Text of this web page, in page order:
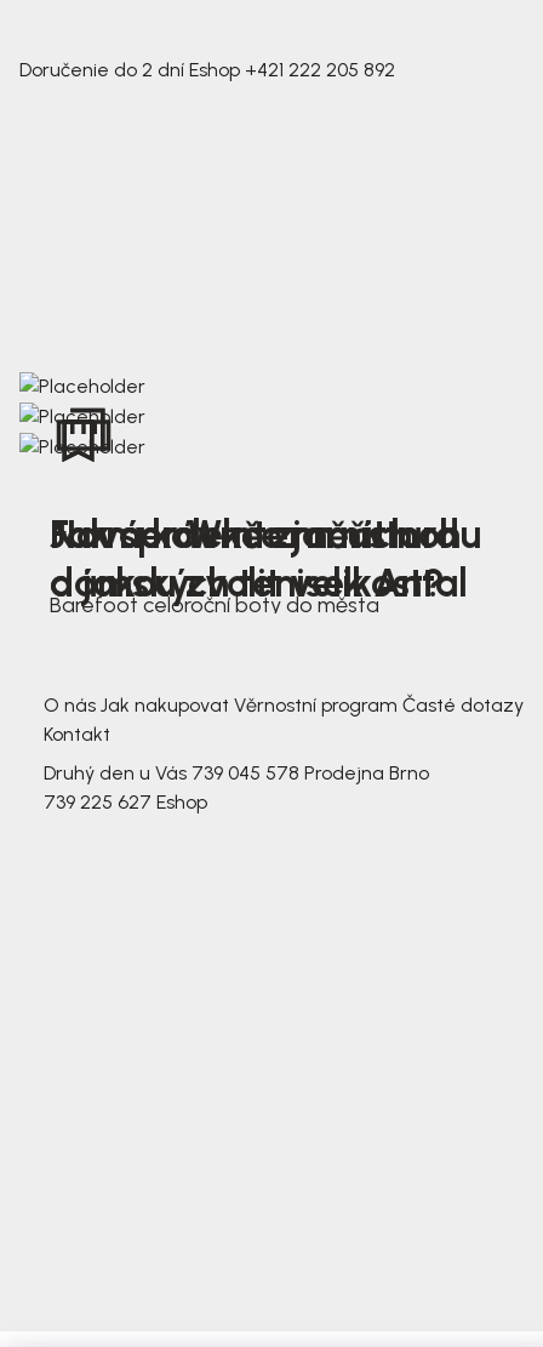
Doručenie do 2 dní Eshop +421 222 205 892
Nová kolekce jarních
dámských tenisek Antal
Jak správně změřit nohu
a jakou zvolit velikost?
Farmer Winter mustard
Barefoot celoroční boty do města
O nás Jak nakupovat Věrnostní program Časté dotazy
Kontakt
Druhý den u Vás 739 045 578 Prodejna Brno
739 225 627 Eshop